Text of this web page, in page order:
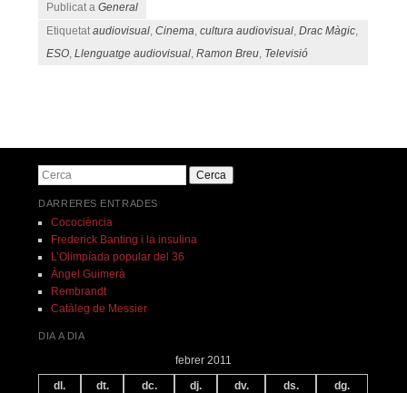
Publicat aGeneral
Etiquetataudiovisual,Cinema,cultura audiovisual,Drac Màgic,
ESO,Llenguatge audiovisual,Ramon Breu, Televisió
Cerca
DARRERES ENTRADES
Cocociència
Frederick Banting i la insulina
L’Olimpíada popular del 36
Àngel Guimerà
Rembrandt
Catàleg de Messier
DIA A DIA
febrer 2011
dl. dt. dc. dj. dv. ds. dg.